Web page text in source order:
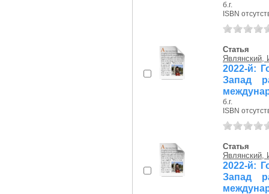
б.г.
ISBN
Статья
Являнский,
2022-й:
Запад
б.г.
ISBN
Статья
Являнский,
2022-й:
Запад